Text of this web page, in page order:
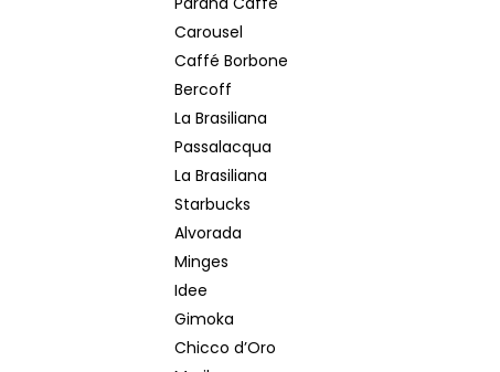
Carousel
Caffé Borbone
Bercoff
La Brasiliana
Passalacqua
La Brasiliana
Starbucks
Alvorada
Minges
Idee
Gimoka
Chicco d’Oro
MOKATE 2IN1 XXL 24 KS
€5,50